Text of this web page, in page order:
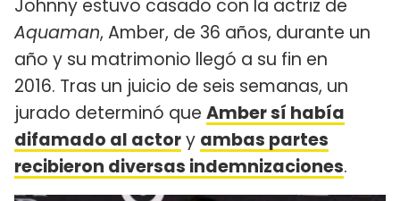
Johnny estuvo casado con la actriz de
Aquaman, Amber, de 36 años, durante un
año y su matrimonio llegó a su fin en
2016. Tras un juicio de seis semanas, un
jurado determinó que Amber sí había
difamado al actory ambas partes
recibieron diversas indemnizaciones.